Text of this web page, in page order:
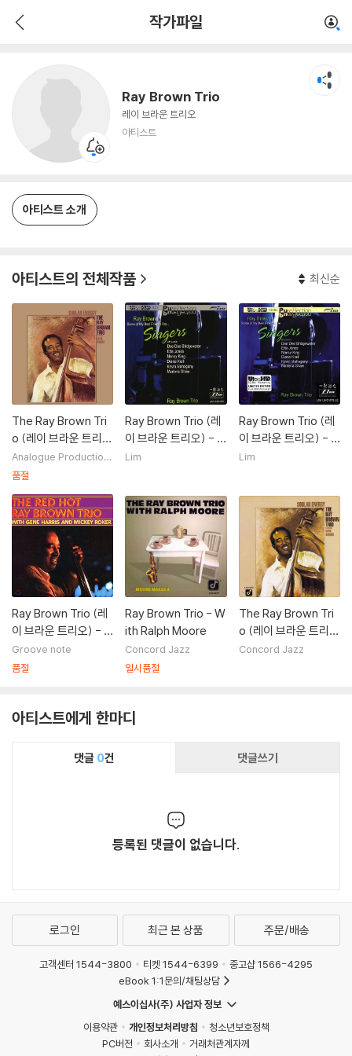
작가파일
Ray Brown Trio
레이 브라운 트리오
아티스트
아티스트 소개
아티스트의 전체작품 최신순
The Ray Brown Tri
o (레이 브라운 트리
오) - Soular Energy
[LP]
Analogue Production
s
품절
Ray Brown Trio (레
이 브라운 트리오) - S
ome of My Best Fri
Lim
Ray Brown Trio (레
이 브라운 트리오) - S
ome of My Best Fri
d Edition]
Lim
Ray Brown Trio (레
이 브라운 트리오) - T
he Red Hot [2LP]
Groove note
품절
Ray Brown Trio - W
ith Ralph Moore
Concord Jazz
일시품절
The Ray Brown Tri
o (레이 브라운 트리
오) - Soular Energy
Concord Jazz
아티스트에게 한마디
댓글 0건 댓글쓰기
등록된 댓글이 없습니다.
로그인 최근 본 상품 주문/배송
고객센터 1544-3800 티켓 1544-6399
중고샵 1566-4295
eBook 1:1문의/채팅상담
예스이십사(주) 사업자 정보
이용약관
개인정보처리방침
청소년보호정책
PC버전
회사소개
거래처관계자께